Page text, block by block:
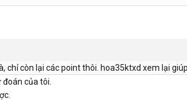
còn lại các point thôi. hoa35ktxd xem lại
của tôi.